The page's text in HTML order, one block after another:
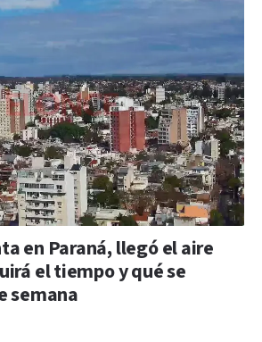
en Paraná, llegó el aire
el tiempo y qué se
semana